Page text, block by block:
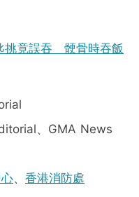
挑竟誤吞 骾骨時吞飯
、GMA News
、 香港消防處